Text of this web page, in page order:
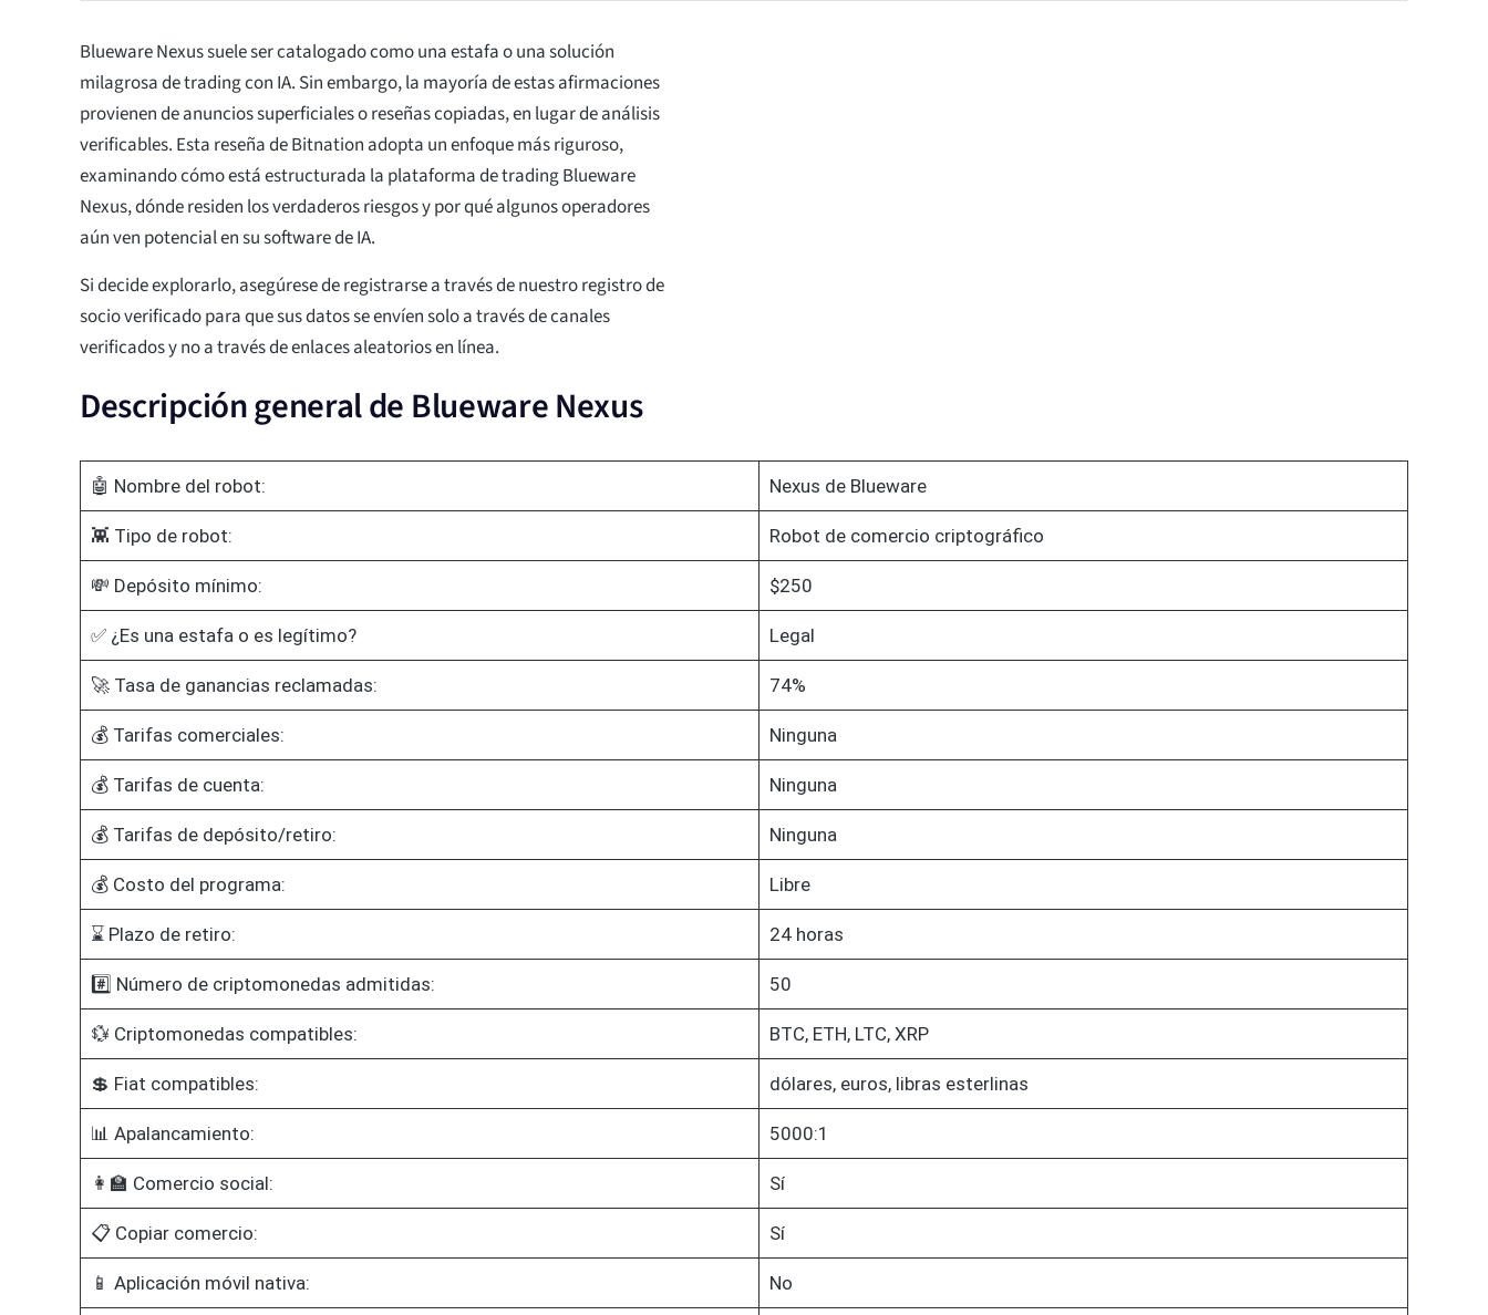
Blueware Nexus suele ser catalogado como una estafa o una solución
milagrosa de trading con IA. Sin embargo, la mayoría de estas afirmaciones
provienen de anuncios superficiales o reseñas copiadas, en lugar de análisis
verificables. Esta reseña de Bitnation adopta un enfoque más riguroso,
examinando cómo está estructurada la plataforma de trading Blueware
Nexus, dónde residen los verdaderos riesgos y por qué algunos operadores
aún ven potencial en su software de IA.
Si decide explorarlo, asegúrese de registrarse a través de nuestro registro de
socio verificado para que sus datos se envíen solo a través de canales
verificados y no a través de enlaces aleatorios en línea.
Descripción general de Blueware Nexus
🤖 Nombre del robot: Nexus de Blueware
👾 Tipo de robot: Robot de comercio criptográfico
💸 Depósito mínimo: $250
✅ ¿Es una estafa o es legítimo? Legal
🚀 Tasa de ganancias reclamadas: 74%
💰 Tarifas comerciales: Ninguna
💰 Tarifas de cuenta: Ninguna
💰 Tarifas de depósito/retiro: Ninguna
💰 Costo del programa: Libre
⌛ Plazo de retiro: 24 horas
#️⃣ Número de criptomonedas admitidas: 50
💱 Criptomonedas compatibles: BTC, ETH, LTC, XRP
💲 Fiat compatibles: dólares, euros, libras esterlinas
📊 Apalancamiento: 5000:1
👩‍🏫 Comercio social: Sí
📋 Copiar comercio: Sí
📱 Aplicación móvil nativa: No